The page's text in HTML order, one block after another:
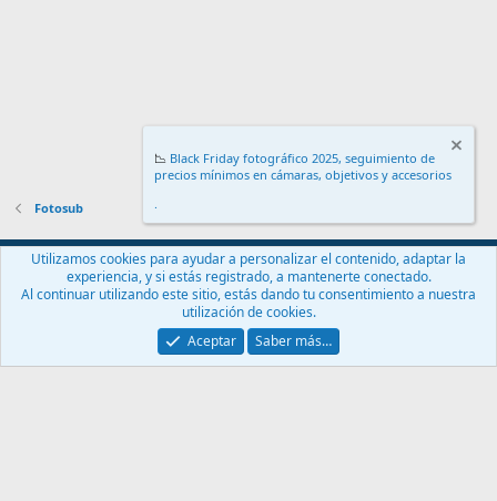
Fotosub
Español (ES)
Contáctanos
Términos y reglas Política de privacidad
Ayuda
Community platform by XenForo® © 2010-2024 XenForo Ltd.
📉 Black Friday fotográfico 2025, seguimiento de
precios mínimos en cámaras, objetivos y accesorios
.
Utilizamos cookies para ayudar a personalizar el contenido, adaptar la
experiencia, y si estás registrado, a mantenerte conectado.
Al continuar utilizando este sitio, estás dando tu consentimiento a nuestra
utilización de cookies.
Aceptar
Saber más…